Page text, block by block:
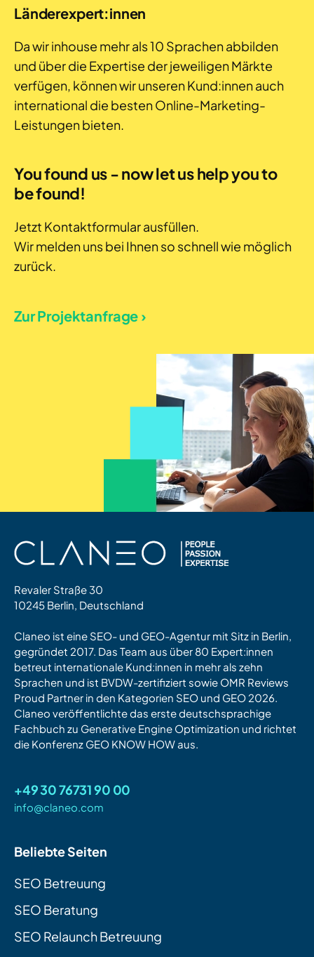
Länderexpert:innen
Da wir inhouse mehr als 10 Sprachen abbilden
und über die Expertise der jeweiligen Märkte
verfügen, können wir unseren Kund:innen auch
international die besten Online-Marketing-
Leistungen bieten.
You found us - now let us help you to
be found!
Jetzt Kontaktformular ausfüllen.
Wir melden uns bei Ihnen so schnell wie möglich
zurück.
Zur Projektanfrage ›
Revaler Straße 30
10245 Berlin, Deutschland
Claneo ist eine SEO- und GEO-Agentur mit Sitz in Berlin,
gegründet 2017. Das Team aus über 80 Expert:innen
betreut internationale Kund:innen in mehr als zehn
Sprachen und ist BVDW-zertifiziert sowie OMR Reviews
Proud Partner in den Kategorien SEO und GEO 2026.
Claneo veröffentlichte das erste deutschsprachige
Fachbuch zu Generative Engine Optimization und richtet
die Konferenz GEO KNOW HOW aus.
+49 30 76731 90 00
info@claneo.com
Beliebte Seiten
SEO Betreuung
SEO Beratung
SEO Relaunch Betreuung